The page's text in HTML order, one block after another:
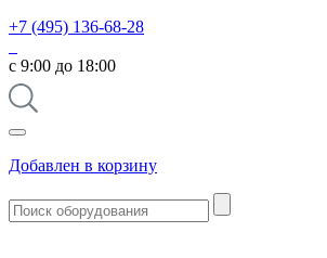
+7 (495) 136-68-28
с 9:00 до 18:00
Добавлен в корзину